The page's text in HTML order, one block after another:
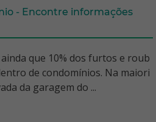
- Encontre informações
que 10% dos furtos e roub
de condomínios. Na maiori
da garagem do ...